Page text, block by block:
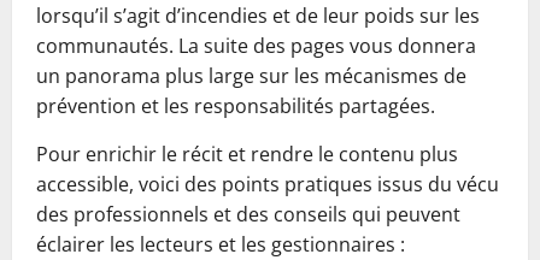
lorsqu’il s’agit d’incendies et de leur poids sur les
communautés. La suite des pages vous donnera
un panorama plus large sur les mécanismes de
prévention et les responsabilités partagées.
Pour enrichir le récit et rendre le contenu plus
accessible, voici des points pratiques issus du vécu
des professionnels et des conseils qui peuvent
éclairer les lecteurs et les gestionnaires :